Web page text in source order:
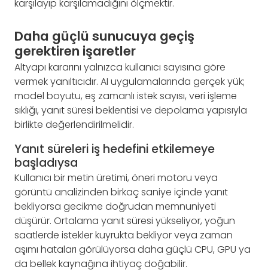
karşılayıp karşılamadığını ölçmektir.
Daha güçlü sunucuya geçiş
gerektiren işaretler
Altyapı kararını yalnızca kullanıcı sayısına göre
vermek yanıltıcıdır. AI uygulamalarında gerçek yük;
model boyutu, eş zamanlı istek sayısı, veri işleme
sıklığı, yanıt süresi beklentisi ve depolama yapısıyla
birlikte değerlendirilmelidir.
Yanıt süreleri iş hedefini etkilemeye
başladıysa
Kullanıcı bir metin üretimi, öneri motoru veya
görüntü analizinden birkaç saniye içinde yanıt
bekliyorsa gecikme doğrudan memnuniyeti
düşürür. Ortalama yanıt süresi yükseliyor, yoğun
saatlerde istekler kuyrukta bekliyor veya zaman
aşımı hataları görülüyorsa daha güçlü CPU, GPU ya
da bellek kaynağına ihtiyaç doğabilir.